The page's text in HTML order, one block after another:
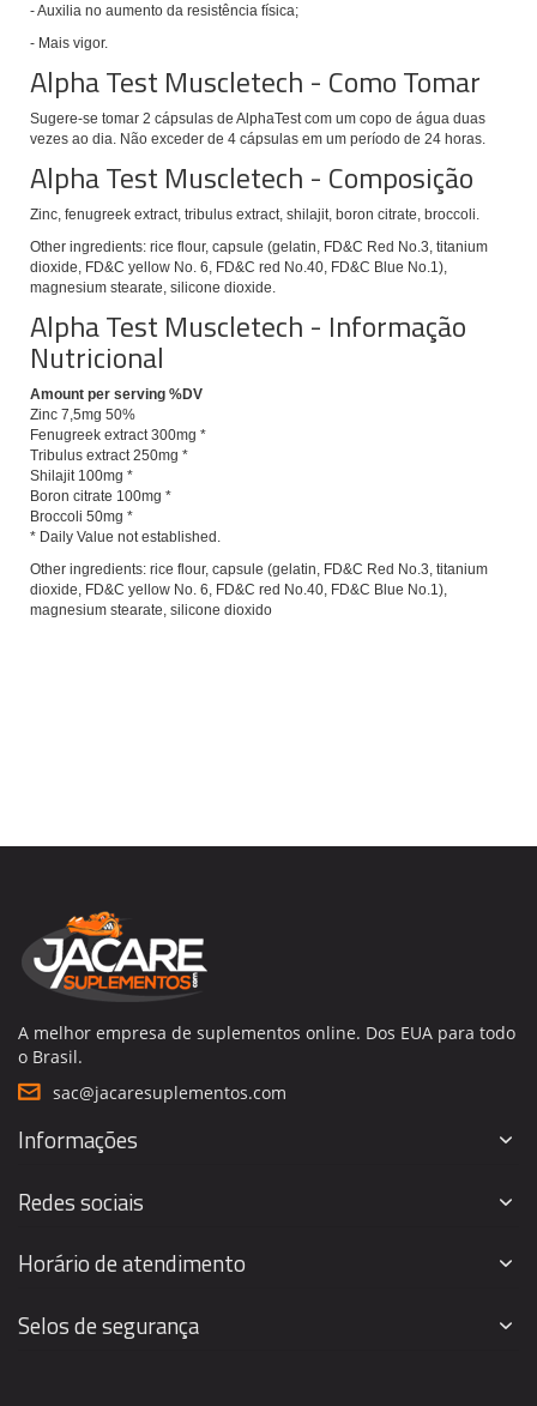
- Auxilia no aumento da resistência física;
- Mais vigor.
Alpha Test Muscletech - Como Tomar
Sugere-se tomar 2 cápsulas de AlphaTest com um copo de água duas
vezes ao dia. Não exceder de 4 cápsulas em um período de 24 horas.
Alpha Test Muscletech - Composição
Zinc, fenugreek extract, tribulus extract, shilajit, boron citrate, broccoli.
Other ingredients: rice flour, capsule (gelatin, FD&C Red No.3, titanium
dioxide, FD&C yellow No. 6, FD&C red No.40, FD&C Blue No.1),
magnesium stearate, silicone dioxide.
Alpha Test Muscletech - Informação
Nutricional
Amount per serving %DV
Zinc 7,5mg 50%
Fenugreek extract 300mg *
Tribulus extract 250mg *
Shilajit 100mg *
Boron citrate 100mg *
Broccoli 50mg *
* Daily Value not established.
Other ingredients: rice flour, capsule (gelatin, FD&C Red No.3, titanium
dioxide, FD&C yellow No. 6, FD&C red No.40, FD&C Blue No.1),
magnesium stearate, silicone dioxido
A melhor empresa de suplementos online. Dos EUA para todo
o Brasil.
sac@jacaresuplementos.com
Informações
Redes sociais
Horário de atendimento
Selos de segurança